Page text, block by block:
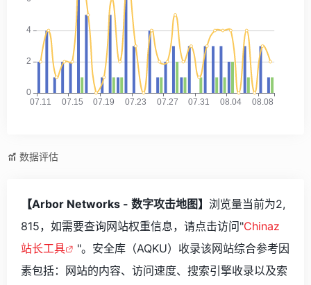
数据评估
【Arbor Networks - 数字攻击地图】 浏览量当前为2,
815，如需要查询网站权重信息，请点击访问"Chinaz
站长工具
"。安全库（AQKU）收录该网站综合参考因
素包括：网站的内容、访问速度、搜索引擎收录以及索